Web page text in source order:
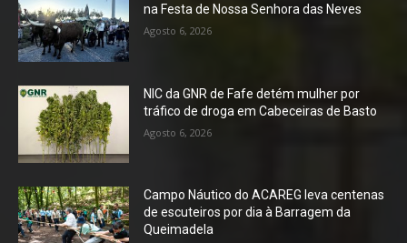
na Festa de Nossa Senhora das Neves
Agosto 6, 2026
NIC da GNR de Fafe detém mulher por
tráfico de droga em Cabeceiras de Basto
Agosto 6, 2026
Campo Náutico do ACAREG leva centenas
de escuteiros por dia à Barragem da
Queimadela